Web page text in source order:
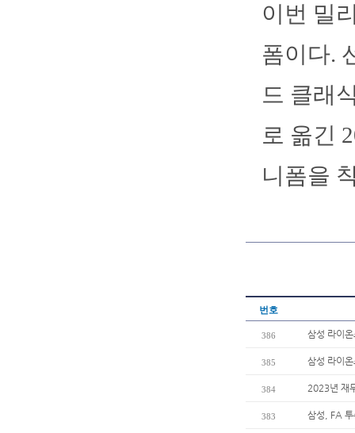
이번 밀
폼이다.
드 클래
로 옮긴
니폼을
번호
386 삼성 라이
385 삼성 라이
384 2023년 재
383 삼성, FA